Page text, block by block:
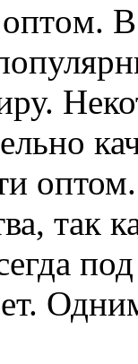
так